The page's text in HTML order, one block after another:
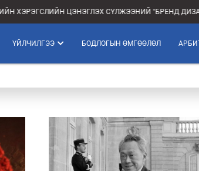
ХЭРЭГСЛИЙН ЦЭНЭГЛЭХ СҮЛЖЭЭНИЙ "БРЕНД
ҮЙЛЧИЛГЭЭ БОДЛОГЫН ӨМГӨӨЛӨЛ